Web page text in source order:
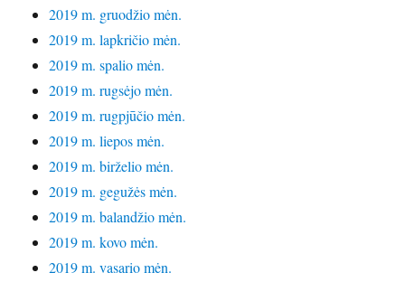
2019 m. gruodžio mėn.
2019 m. lapkričio mėn.
2019 m. spalio mėn.
2019 m. rugsėjo mėn.
2019 m. rugpjūčio mėn.
2019 m. liepos mėn.
2019 m. birželio mėn.
2019 m. gegužės mėn.
2019 m. balandžio mėn.
2019 m. kovo mėn.
2019 m. vasario mėn.